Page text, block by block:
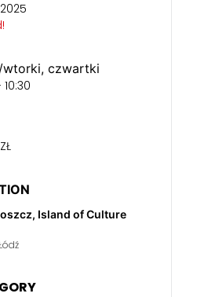
/wtorki, czwartki
Island of Culture